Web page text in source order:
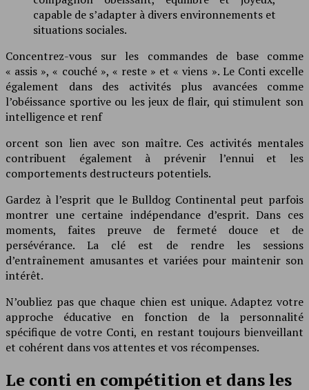
capable de s’adapter à divers environnements et
situations sociales.
Concentrez-vous sur les commandes de base comme
« assis », « couché », « reste » et « viens ». Le Conti excelle
également dans des activités plus avancées comme
l’obéissance sportive ou les jeux de flair, qui stimulent son
intelligence et renf
orcent son lien avec son maître. Ces activités mentales
contribuent également à prévenir l’ennui et les
comportements destructeurs potentiels.
Gardez à l’esprit que le Bulldog Continental peut parfois
montrer une certaine indépendance d’esprit. Dans ces
moments, faites preuve de fermeté douce et de
persévérance. La clé est de rendre les sessions
d’entraînement amusantes et variées pour maintenir son
intérêt.
N’oubliez pas que chaque chien est unique. Adaptez votre
approche éducative en fonction de la personnalité
spécifique de votre Conti, en restant toujours bienveillant
et cohérent dans vos attentes et vos récompenses.
Le conti en compétition et dans les